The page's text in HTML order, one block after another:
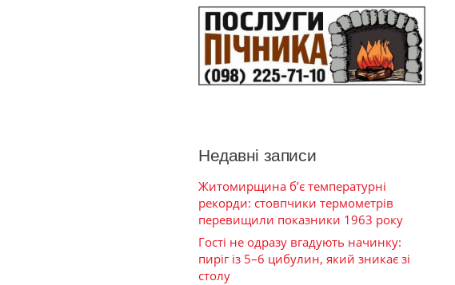
Недавні записи
Житомирщина б’є температурні
рекорди: стовпчики термометрів
перевищили показники 1963 року
Гості не одразу вгадують начинку:
пиріг із 5–6 цибулин, який зникає зі
столу